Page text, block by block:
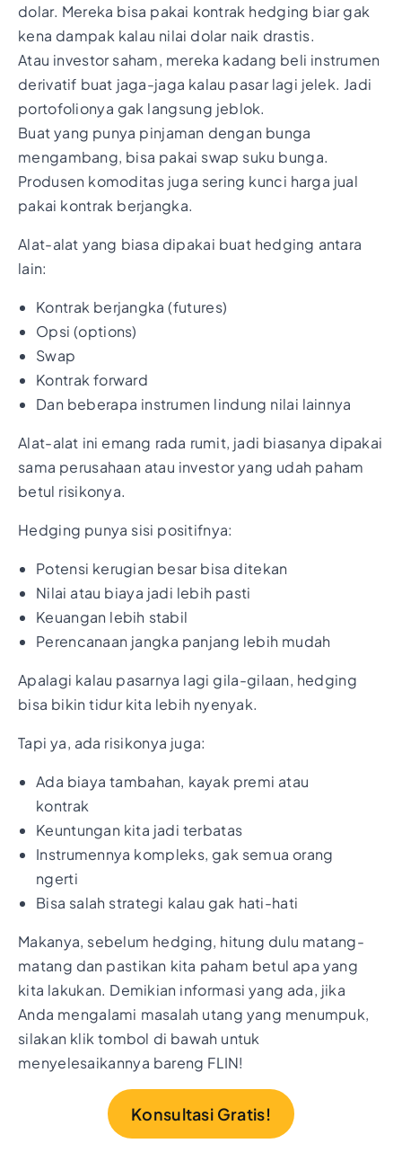
dolar. Mereka bisa pakai kontrak hedging biar gak
kena dampak kalau nilai dolar naik drastis.
Atau investor saham, mereka kadang beli instrumen
derivatif buat jaga-jaga kalau pasar lagi jelek. Jadi
portofolionya gak langsung jeblok.
Buat yang punya pinjaman dengan bunga
mengambang, bisa pakai swap suku bunga.
Produsen komoditas juga sering kunci harga jual
pakai kontrak berjangka.
Alat-alat yang biasa dipakai buat hedging antara
lain:
Kontrak berjangka (futures)
Opsi (options)
Swap
Kontrak forward
Dan beberapa instrumen lindung nilai lainnya
Alat-alat ini emang rada rumit, jadi biasanya dipakai
sama perusahaan atau investor yang udah paham
betul risikonya.
Hedging punya sisi positifnya:
Potensi kerugian besar bisa ditekan
Nilai atau biaya jadi lebih pasti
Keuangan lebih stabil
Perencanaan jangka panjang lebih mudah
Apalagi kalau pasarnya lagi gila-gilaan, hedging
bisa bikin tidur kita lebih nyenyak.
Tapi ya, ada risikonya juga:
Ada biaya tambahan, kayak premi atau
kontrak
Keuntungan kita jadi terbatas
Instrumennya kompleks, gak semua orang
ngerti
Bisa salah strategi kalau gak hati-hati
Makanya, sebelum hedging, hitung dulu matang-
matang dan pastikan kita paham betul apa yang
kita lakukan. Demikian informasi yang ada, jika
Anda mengalami masalah utang yang menumpuk,
silakan klik tombol di bawah untuk
menyelesaikannya bareng FLIN!
Konsultasi Gratis!